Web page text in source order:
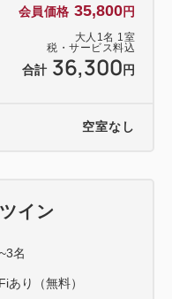
会員価格 35,800円
大人 1 名 1 室
税・サービス料込
合計 36,300 円
空室なし
イン
名
あり（無料）